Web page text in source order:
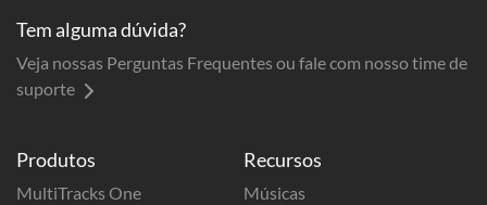
Produtos
MultiTracks One
Recursos
Músicas
Tem alguma dúvida?
Veja nossas Perguntas Frequentes ou fale com nosso time de
suporte